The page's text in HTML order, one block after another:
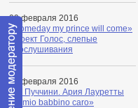
09 февраля 2016
«Someday my prince will come»
Проект Голос, слепые
прослушивания
09 февраля 2016
Дж. Пуччини. Ария Лауретты
«O mio babbino caro»